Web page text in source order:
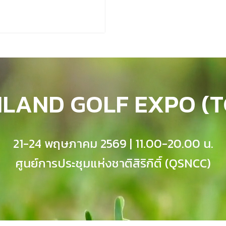
GOLF EXPO
21-24 พฤษภาคม 2569 | 11.00-20.00 น.
ศูนย์การประชุมแห่งชาติสิริกิติ์ (QSNCC)